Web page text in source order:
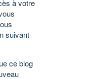
à votre
suivant
ce blog